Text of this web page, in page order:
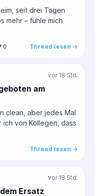
seit drei Tagen
mehr – fühle mich
0 Thread lesen →
vor 18 Std.
am
clean, aber jedes Mal
von Kollegen, dass
Thread lesen →
vor 18 Std.
Ersatz